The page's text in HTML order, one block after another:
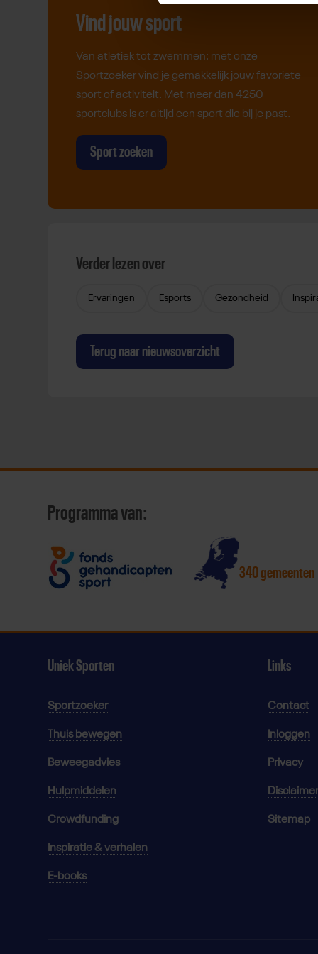
Vind jouw sport
Van atletiek tot zwemmen: met onze
Sportzoeker vind je gemakkelijk jouw favoriete
sport of activiteit. Met meer dan 4250
sportclubs is er altijd een sport die bij je past.
Sport zoeken
Verder lezen over
Ervaringen Esports Gezondheid
Terug naar nieuwsoverzicht
Programma van:
340 gemeenten
Uniek Sporten
Sportzoeker
Thuis bewegen
Beweegadvies
Hulpmiddelen
Crowdfunding
Inspiratie & verhalen
E-books
Links
Contact
Inloggen
Privacy
Disclaimer
Sitemap